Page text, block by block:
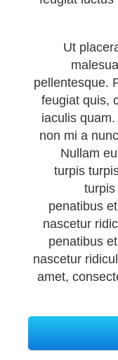
Ut
pellentesque.
feugiat quis,
iaculis
non mi a
Nullam
turpis
penatibus
nascetur
penatibus
nascetur
amet,